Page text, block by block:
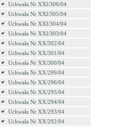
Uchwała Nr XXI/306/04
Uchwała Nr XXI/305/04
Uchwała Nr XXI/304/04
Uchwała Nr XXI/303/04
Uchwała Nr XX/302/04
Uchwała Nr XX/301/04
Uchwała Nr XX/300/04
Uchwała Nr XX/299/04
Uchwała Nr XX/296/04
Uchwała Nr XX/295/04
Uchwała Nr XX/294/04
Uchwała Nr XX/293/04
Uchwała Nr XX/292/04